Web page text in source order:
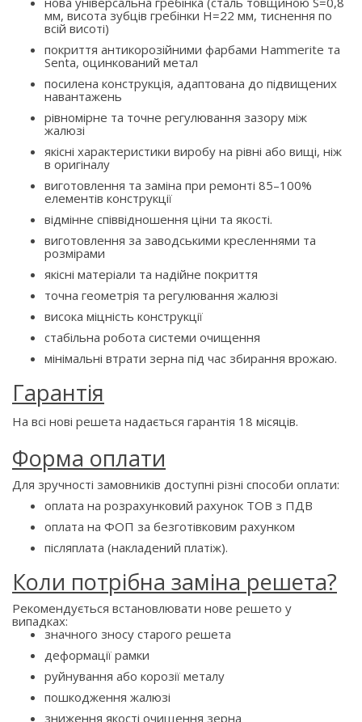
мм, висота зубців гребінки H=22 мм, тиснення по
всій висоті)
покриття антикорозійними фарбами Hammerite та
Senta, оцинкований метал
посилена конструкція, адаптована до підвищених
навантажень
рівномірне та точне регулювання зазору між
жалюзі
якісні характеристики виробу на рівні або вищі, ніж
в оригіналу
виготовлення та заміна при ремонті 85–100%
елементів конструкції
відмінне співвідношення ціни та якості.
виготовлення за заводськими кресленнями та
розмірами
якісні матеріали та надійне покриття
точна геометрія та регулювання жалюзі
висока міцність конструкції
стабільна робота системи очищення
мінімальні втрати зерна під час збирання врожаю.
Гарантія
На всі нові решета надається гарантія 18 місяців.
Форма оплати
Для зручності замовників доступні різні способи оплати:
оплата на розрахунковий рахунок ТОВ з ПДВ
оплата на ФОП за безготівковим рахунком
післяплата (накладений платіж).
Коли потрібна заміна решета?
Рекомендується встановлювати нове решето у
випадках:
значного зносу старого решета
деформації рамки
руйнування або корозії металу
пошкодження жалюзі
зниження якості очищення зерна